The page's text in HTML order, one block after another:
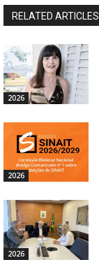
RELATED ARTICLES
2026
2026
2026